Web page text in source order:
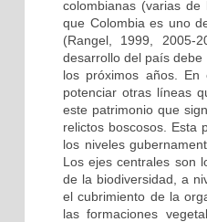
colombianas (varias
que Colombia es uno
(Rangel, 1999, 2005-
desarrollo del país
los próximos años.
potenciar otras líneas
este patrimonio que
relictos boscosos. Esta
los niveles
Los ejes centrales son
de la biodiversidad, a
el cubrimiento de la
las formaciones